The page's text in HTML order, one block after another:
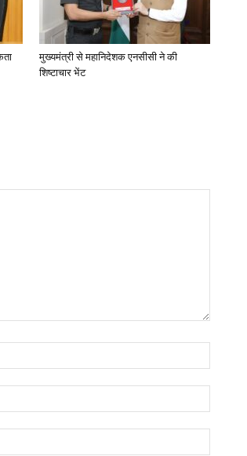
मुख्यमंत्री से महानिदेशक एनसीसी ने की
शिष्टाचार भेंट